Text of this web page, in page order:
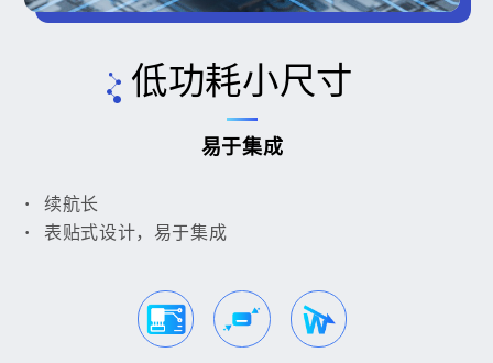
低功耗小尺寸
易于集成
续航长
表贴式设计，易于集成